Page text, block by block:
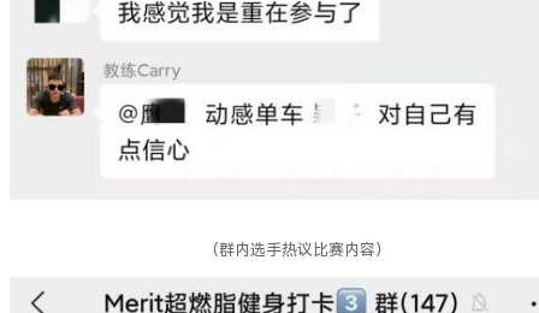
（群内选手热议比赛内容）